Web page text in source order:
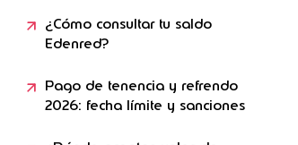
¿Cómo consultar tu saldo
Edenred?
Pago de tenencia y refrendo
2026: fecha límite y sanciones